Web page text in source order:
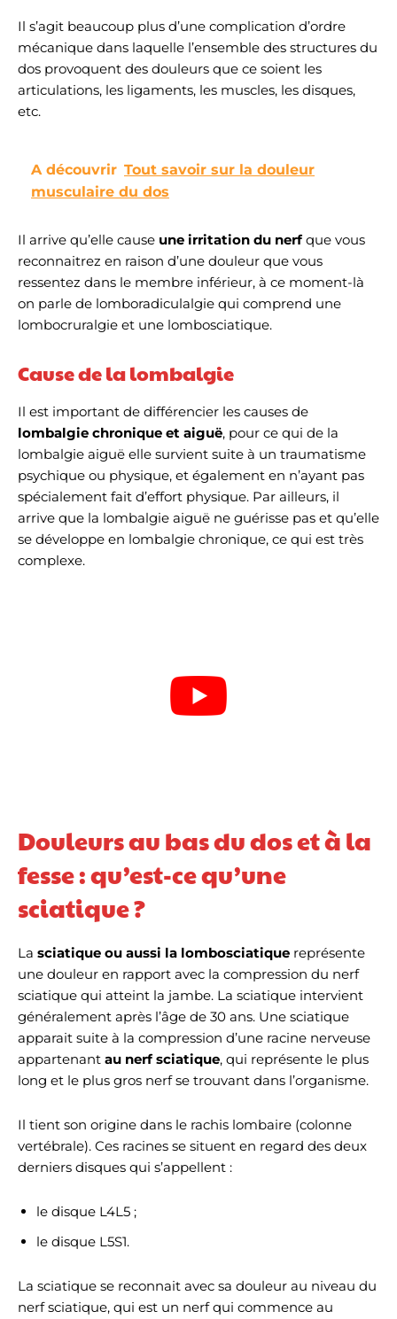
Il s’agit beaucoup plus d’une complication d’ordre
mécanique dans laquelle l’ensemble des structures du
dos provoquent des douleurs que ce soient les
articulations, les ligaments, les muscles, les disques,
etc.
A découvrir Tout savoir sur la douleur
musculaire du dos
Il arrive qu’elle cause une irritation du nerfque vous
reconnaitrez en raison d’une douleur que vous
ressentez dans le membre inférieur, à ce moment-là
on parle de lomboradiculalgie qui comprend une
lombocruralgie et une lombosciatique.
Cause de la lombalgie
Il est important de différencier les causes de
lombalgie chronique et aiguë, pour ce qui de la
lombalgie aiguë elle survient suite à un traumatisme
psychique ou physique, et également en n’ayant pas
spécialement fait d’effort physique. Par ailleurs, il
arrive que la lombalgie aiguë ne guérisse pas et qu’elle
se développe en lombalgie chronique, ce qui est très
complexe.
Douleurs au bas du dos et à la
fesse : qu’est-ce qu’une
sciatique ?
La sciatique ou aussi la lombosciatique représente
une douleur en rapport avec la compression du nerf
sciatique qui atteint la jambe. La sciatique intervient
généralement après l’âge de 30 ans. Une sciatique
apparait suite à la compression d’une racine nerveuse
appartenant au nerf sciatique, qui représente le plus
long et le plus gros nerf se trouvant dans l’organisme.
Il tient son origine dans le rachis lombaire (colonne
vertébrale). Ces racines se situent en regard des deux
derniers disques qui s’appellent :
le disque L4L5 ;
le disque L5S1.
La sciatique se reconnait avec sa douleur au niveau du
nerf sciatique, qui est un nerf qui commence au